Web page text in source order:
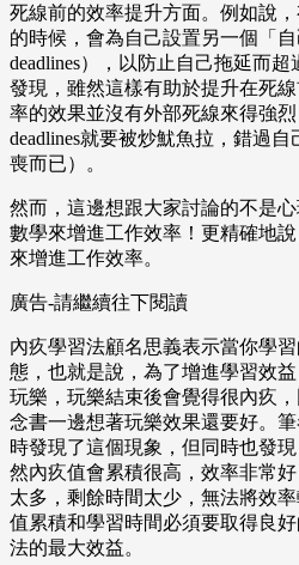
死線前的效率提升方面。例如說
的時候，會為自己設置另一個「自
deadlines），以防止自己拖延而
發現，雖然這樣有助於提升在死
率的效果並沒有外部死線來得強
deadlines就要被炒魷魚拉，錯過自
喪而已）。
然而，這邊想跟大家討論的不是
數學來增進工作效率！更精確地
來增進工作效率。
廣告-請繼續往下閱讀
內疚學習法顧名思義表示當你學
態，也就是說，為了增進學習效
玩樂，玩樂結束後會覺得很內疚
念書一邊想著玩樂效果還要好。
時發現了這個現象，但同時也發
然內疚值會累積很高，效率非常
太多，剩餘時間太少，無法將效
值累積和學習時間必須要取得良
法的最大效益。